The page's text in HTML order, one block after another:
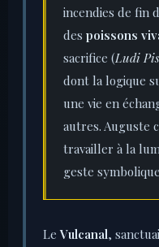
incendies de fin
des poissons
sacrifice (Ludi
dont la logique
une vie en
autres. Auguste
travailler à la
geste
LeVulcanal,